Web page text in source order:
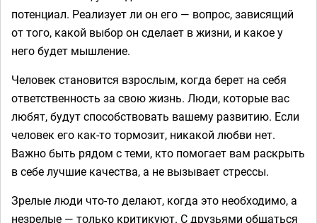
потенциал. Реализует ли он его — вопрос, зависящий
от того, какой выбор он сделает в жизни, и какое у
него будет мышление.
Человек становится взрослым, когда берет на себя
ответственность за свою жизнь. Люди, которые вас
любят, будут способствовать вашему развитию. Если
человек его как-то тормозит, никакой любви нет.
Важно быть рядом с теми, кто помогает вам раскрыть
в себе лучшие качества, а не вызывает стрессы.
Зрелые люди что-то делают, когда это необходимо, а
незрелые — только критикуют. С друзьями общаться